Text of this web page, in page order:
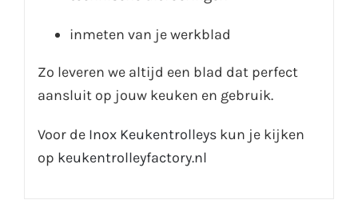
inmeten van je werkblad
Zo leveren we altijd een blad dat perfect
aansluit op jouw keuken en gebruik.
Voor de Inox Keukentrolleyskun je kijken
op keukentrolleyfactory.nl